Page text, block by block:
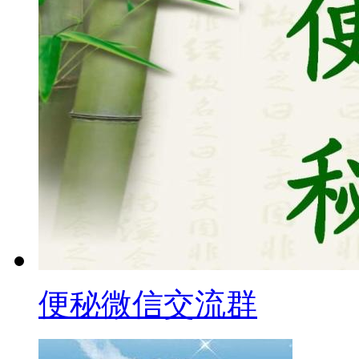
便秘微信交流群